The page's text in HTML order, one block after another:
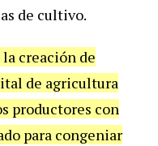
de cultivo.
creación de
de agricultura
productores con
para congeniar